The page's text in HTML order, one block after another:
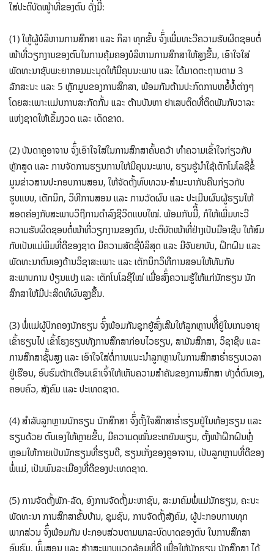
ໃສ່ປະຕິບັດໜູ້າທີ່ຂອງຕົນ ດັ່ງນີີ້:
(1) ໃຫູ້ຜູ້ບໍລິຫານການສຶກສາ ແລະ ກິລາ ທຸກຂັ້ນ ຈົົ່ງເພີ່ມທະວີຄວາມຮັບຜິດຊອບຕໍໍ່
ໜ້າທີ່ວຽກງານຂອງຕົນໃນການຄຸ້ມຄອງບໍລິຫານການສຶກສາໃຫ້ສູງຂຶ້ນ, ເອົາໃຈໃສ່
ພັດທະນາຊັບພະຍາກອນມະນຸດໃຫ້ມີຄຸນນະພາບ ແລະ ໄດ້ມາດຕະຖານຕາມ 3
ລັກສະນະ ແລະ 5 ຫຼັກມູນຂອງການສຶກສາ, ພ້ອມກັນຕ້ານປະກົດການຫຍໍໍ້ທໍໍ້ຕ່າງໆ
ໂດຍສະເພາະແມ່ນການສະກັດກັ້ນ ແລະ ຕ້ານບັນຫາ ຢາເສບຕິດທີ່ຕິດພັນກັບວາລະ
ແຫ່ງຊາດໃຫ້ເຂັ້ມງວດ ແລະ ເດັດຂາດ.
(2) ບັນດາຄູອາຈານ ຈົົ່ງເອົາໃຈໃສ່ໃນການສຶກສາຄົ້ນຄວ້າ ທໍາຄວາມເຂົ້າໃຈກ່ຽວກັບ
ຫຼັກສູດ ແລະ ການຈັດການຮຽນການໃຫ້ມີຄຸນນະພາບ, ຮຽນຮູ້ນໍາໃຊ້ເຕັກໂນໂລຊີຂໍໍ້
ມູນຂ່າວສານປະກອບການສອນ, ໃຫ້ຈັດຕັ້ງທົບທວນ-ສໍາມະນາກັນຄືນກ່ຽວກັບ
ຮູບແບບ, ເຕັກນິກ, ວິທີການສອນ ແລະ ການວັດຜົນ ແລະ ປະເມີນຜົນຜູ້ຮຽນໃຫ້
ສອດຄ່ອງກັບສະພາບວິຖີການດໍາລົງຊີວິດແບບໃໝ່. ພ້ອມກັນນີີ້, ກໍໃຫ້ເພີ່ມທະວີ
ຄວາມຮັບຜິດຊອບຕໍໍ່ໜ້າທີ່ວຽກງານຂອງຕົນ, ປະຕິບັດໜ້າທີ່ຢ່າງເປັນມືອາຊີບ ໃຫ້ສົມ
ກັບເປັນແມ່ພິມທີ່ດີຂອງຊາດ ມີຄວາມສັດຊື່ບໍລິສຸດ ແລະ ມີຈັນຍາບັນ, ຝຶກຝົນ ແລະ
ພັດທະນາຕົນເອງດ້ານວິຊາສະເພາະ ແລະ ເຕັກນິກວິທີການສອນໃຫ້ທັນກັບ
ສະພາບການ ປ່ຽນແປງ ແລະ ເຕັກໂນໂລຊີໃໝ່ ເພື່ອສົົ່ງຄວາມຮູ້ໃຫ້ແກ່ນັກຮຽນ ນັກ
ສຶກສາໃຫ້ມີປະສິດທິຜົນສູງຂຶ້ນ.
(3) ພໍໍ່ແມ່ຜູ້ປົກຄອງນັກຮຽນ ຈົົ່ງພ້ອມກັນຊຸກຍູ້ສົົ່ງເສີມໃຫ້ລູກຫຼານທີີ່ຢູ່ໃນເກນອາຍຸ
ເຂົ້າຮຽນໄປ ເຂົ້າໂຮງຮຽນທັງການສຶກສາກ່ອນໄວຮຽນ, ສາມັນສຶກສາ, ວິຊາຊີບ ແລະ
ການສຶກສາຊັັ້ນສູງ ແລະ ເອົາໃຈໃສ່ຕໍໍ່ການແນະນໍາລູກຫຼານໃນການສຶກສາຮໍ່າຮຽນເວລາ
ຢູ່ເຮືອນ, ອົບຮົມຕັກເຕືອນເຂົາເຈົ້າໃຫ້ເຫັນຄວາມສໍາຄັນຂອງການສຶກສາ ທັງຕໍໍ່ຕົນເອງ,
ຄອບຄົວ, ສັງຄົມ ແລະ ປະເທດຊາດ.
(4) ສໍາລັບລູກຫຼານນັກຮຽນ ນັກສຶກສາ ຈົົ່ງຕັ້ງໃຈສຶກສາຮໍ່າຮຽນຢູ່ໃນຫ້ອງຮຽນ ແລະ
ຮຽນດ້ວຍ ຕົນເອງໃຫ້ຫຼາຍຂຶ້ນ, ມີຄວາມດຸໝັ່ນຂະຫຍັນພຽນ, ຕັ້ງໜ້າຝຶກຝົນຫຼໍໍ່
ຫຼອມໃຫ້ກາຍເປັນນັກຮຽນທີ່ຮຽນດີ, ຮຽນເກັ່ງຂອງຄູອາຈານ, ເປັນລູກຫຼານທີ່ດີຂອງ
ພໍໍ່ແມ່, ເປັນພົນລະເມືອງທີ່ດີຂອງປະເທດຊາດ.
(5) ການຈັດຕັ້ງພັກ-ລັດ, ອົງການຈັດຕັ້ງມະຫາຊົນ, ສະມາຄົມພໍໍ່ແມ່ນັກຮຽນ, ຄະນະ
ພັດທະນາ ການສຶກສາຂັ້ນບ້ານ, ຊຸມຊົນ, ການຈັດຕັ້ງສັງຄົມ, ຜູ້ປະກອບການທຸກ
ພາກສ່ວນ ຈົົ່ງພ້ອມກັນ ປະກອບສ່ວນຕາມພາລະບົດບາດຂອງຕົນ ໃນການສຶກສາ
ອົບຮົມ, ບົົ່ມສອນ ແລະ ສ້າງສະພາບແວດລ້ອມທີ່ດີ ເພື່ອໃຫ້ນັກຮຽນ ນັກສຶກສາ ໄດ້